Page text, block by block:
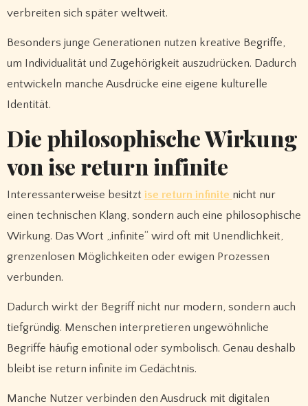
verbreiten sich später weltweit.
Besonders junge Generationen nutzen kreative Begriffe,
um Individualität und Zugehörigkeit auszudrücken. Dadurch
entwickeln manche Ausdrücke eine eigene kulturelle
Identität.
Die philosophische Wirkung
von ise return infinite
Interessanterweise besitzt ise return infinite nicht nur
einen technischen Klang, sondern auch eine philosophische
Wirkung. Das Wort „infinite“ wird oft mit Unendlichkeit,
grenzenlosen Möglichkeiten oder ewigen Prozessen
verbunden.
Dadurch wirkt der Begriff nicht nur modern, sondern auch
tiefgründig. Menschen interpretieren ungewöhnliche
Begriffe häufig emotional oder symbolisch. Genau deshalb
bleibt ise return infinite im Gedächtnis.
Manche Nutzer verbinden den Ausdruck mit digitalen